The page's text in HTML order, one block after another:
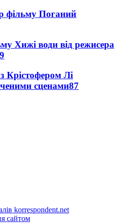
фільму Поганий
Хижі води від режисера
Крістофером Лі
сценами87
korrespondent.net
сайтом